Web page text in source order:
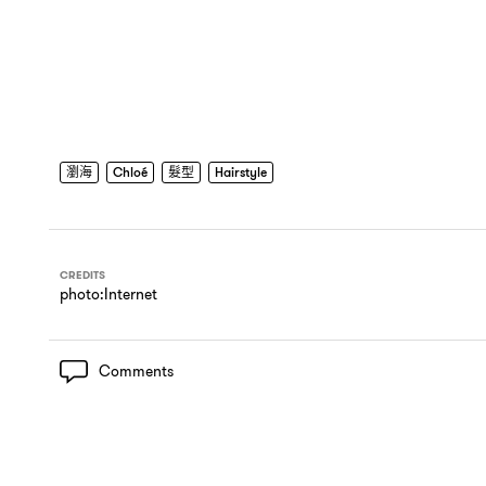
瀏海 Chloé 髮型 Hairstyle
CREDITS
photo:Internet
Comments